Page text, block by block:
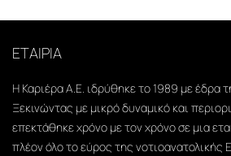
ΕΤΑΙΡΙΑ
Η Καριέρα Α.Ε. ιδρύθηκε το 1989 με έδρα
Ξεκινώντας με μικρό δυναμικό και
επεκτάθηκε χρόνο με τον χρόνο σε μια
πλέον όλο το εύρος της νοτιοανατολικής